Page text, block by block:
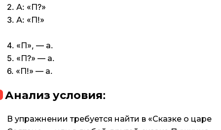
2. А: «П?»
3. А: «П!»
4. «П», — а.
5. «П?» — а.
6. «П!» — а.
Анализ условия:
В упражнении требуется найти в «Сказке о царе